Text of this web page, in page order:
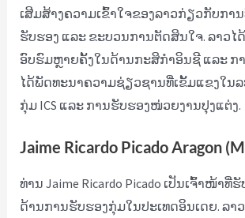
ເສີມສ້າງຄວາມເຂົ້າໃຈຂອງລາວກ່ຽວກັບກາ
ຮັບຮອງ ແລະ ຂະບວນການຕັດສິນໃຈ. ລາວໄ
ອົບຮົມຫຼາຍຄັ້ງໃນດ້ານກະສິກຳອິນຊີ ແລະ ກ
ໄດ້ພັດທະນາຄວາມຊ່ຽວຊານທີ່ເຂັ້ມແຂງໃນ
ກຸ່ມ ICS ແລະ ການຮັບຮອງໜ່ວຍງານປຸງແຕ່ງ.
Jaime Ricardo Picado Aragon
ທ່ານ Jaime Ricardo Picado ເປັນເຈົ້າໜ້າທີ່
ດ້ານການຮັບຮອງກຸ່ມໃນປະເທດອິນເດຍ. ລາ